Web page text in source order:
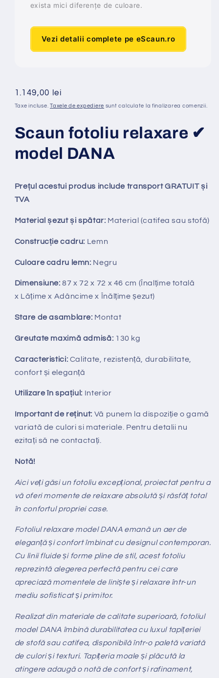
exista mici diferențe de culoare.
Vezi detalii complete pe eScaun.ro
Preț
obișnuit
1.149,00 lei
Taxe incluse.Taxele de expediere sunt calculate la finalizarea comenzii.
Scaun fotoliu relaxare ✔
model DANA
Prețul acestui produs include transport GRATUIT și
TVA
Material șezut și spătar: Material (catifea sau stofă)
Construcție cadru: Lemn
Culoare cadru lemn: Negru
Dimensiune: 87 x 72 x 72 x 46 cm (Înalțime totală
x Lățime x Adâncime x Înălțime șezut)
Stare de asamblare: Montat
Greutate maximă admisă: 130 kg
Caracteristici: Calitate, rezistență, durabilitate,
confort și eleganță
Utilizare în spațiul: Interior
Important de reținut: Vă punem la dispozițieo gamă
variată de culori si materiale. Pentru detalii nu
ezitați să ne contactați.
Notă!
Aici veți găsi un fotoliu excepțional, proiectat pentru a
vă oferi momente de relaxare absolută și răsfăț total
în confortul propriei case.
Fotoliul relaxare model DANA emană un aer de
eleganță și confort îmbinat cu designul contemporan.
Cu linii fluide și forme pline de stil, acest fotoliu
reprezintă alegerea perfectă pentru cei care
apreciază momentele de liniște și relaxare într-un
mediu sofisticat și primitor.
Realizat din materiale de calitate superioară, fotoliul
model DANA îmbină durabilitatea cu luxul tapițeriei
de stofă sau catifea, disponibilă într-o paletă variată
de culori și texturi. Tapițeria moale și plăcută la
atingere adaugă o notă de confort și rafinament,